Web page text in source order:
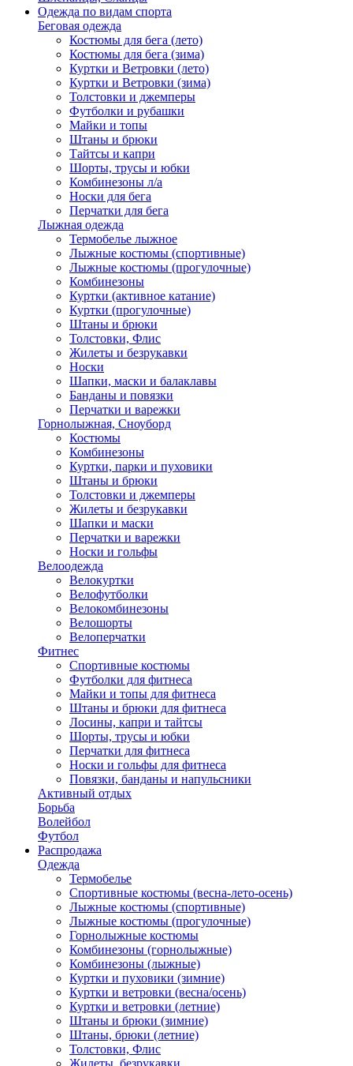
Одежда по видам спорта
Беговая одежда
Костюмы для бега (лето)
Костюмы для бега (зима)
Куртки и Ветровки (лето)
Куртки и Ветровки (зима)
Толстовки и джемперы
Футболки и рубашки
Майки и топы
Штаны и брюки
Тайтсы и капри
Шорты, трусы и юбки
Комбинезоны л/а
Носки для бега
Перчатки для бега
Лыжная одежда
Термобелье лыжное
Лыжные костюмы (спортивные)
Лыжные костюмы (прогулочные)
Комбинезоны
Куртки (активное катание)
Куртки (прогулочные)
Штаны и брюки
Толстовки, Флис
Жилеты и безрукавки
Носки
Шапки, маски и балаклавы
Банданы и повязки
Перчатки и варежки
Горнолыжная, Сноуборд
Костюмы
Комбинезоны
Куртки, парки и пуховики
Штаны и брюки
Толстовки и джемперы
Жилеты и безрукавки
Шапки и маски
Перчатки и варежки
Носки и гольфы
Велоодежда
Велокуртки
Велофутболки
Велокомбинезоны
Велошорты
Велоперчатки
Фитнес
Спортивные костюмы
Футболки для фитнеса
Майки и топы для фитнеса
Штаны и брюки для фитнеса
Лосины, капри и тайтсы
Шорты, трусы и юбки
Перчатки для фитнеса
Носки и гольфы для фитнеса
Повязки, банданы и напульсники
Активный отдых
Борьба
Волейбол
Футбол
Распродажа
Одежда
Термобелье
Спортивные костюмы (весна-лето-осень)
Лыжные костюмы (спортивные)
Лыжные костюмы (прогулочные)
Горнолыжные костюмы
Комбинезоны (горнолыжные)
Комбинезоны (лыжные)
Куртки и пуховики (зимние)
Куртки и ветровки (весна/осень)
Куртки и ветровки (летние)
Штаны и брюки (зимние)
Штаны, брюки (летние)
Толстовки, Флис
Жилеты, безрукавки